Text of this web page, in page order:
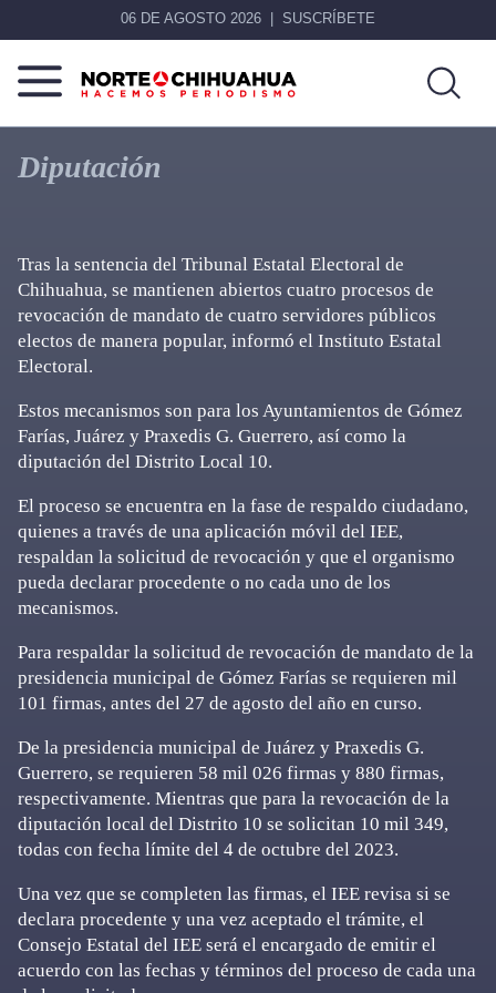
06 DE AGOSTO 2026 SUSCRÍBETE
Norte
De
Chihuahua
Más
que
noticias,
Diputación
Tras la sentencia del Tribunal Estatal Electoral de
Chihuahua, se mantienen abiertos cuatro procesos de
revocación de mandato de cuatro servidores públicos
electos de manera popular, informó el Instituto Estatal
Electoral.
Estos mecanismos son para los Ayuntamientos de Gómez
Farías, Juárez y Praxedis G. Guerrero, así como la
diputación del Distrito Local 10.
El proceso se encuentra en la fase de respaldo ciudadano,
quienes a través de una aplicación móvil del IEE,
respaldan la solicitud de revocación y que el organismo
pueda declarar procedente o no cada uno de los
mecanismos.
Para respaldar la solicitud de revocación de mandato de la
presidencia municipal de Gómez Farías se requieren mil
101 firmas, antes del 27 de agosto del año en curso.
De la presidencia municipal de Juárez y Praxedis G.
Guerrero, se requieren 58 mil 026 firmas y 880 firmas,
respectivamente. Mientras que para la revocación de la
diputación local del Distrito 10 se solicitan 10 mil 349,
todas con fecha límite del 4 de octubre del 2023.
Una vez que se completen las firmas, el IEE revisa si se
declara procedente y una vez aceptado el trámite, el
Consejo Estatal del IEE será el encargado de emitir el
acuerdo con las fechas y términos del proceso de cada una